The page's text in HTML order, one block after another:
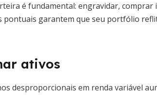
é fundamental: engravidar, comprar
garantem que seu portfólio
ativos
desproporcionais em renda variável